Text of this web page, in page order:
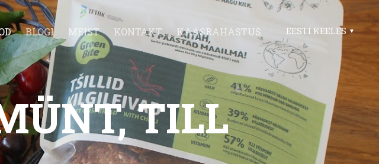
BLOGI MEIST KONTAKT KAASRAHASTUS EESTI KEELES
TILL